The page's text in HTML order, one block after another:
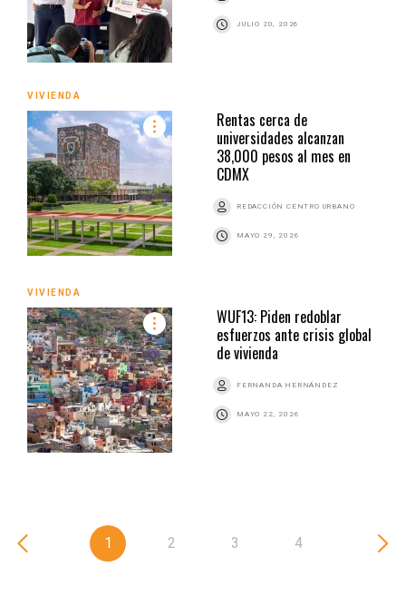
JULIO 20, 2026
VIVIENDA
Rentas cerca de
universidades alcanzan
38,000 pesos al mes en
CDMX
REDACCIÓN CENTRO URBANO
MAYO 29, 2026
VIVIENDA
WUF13: Piden redoblar
esfuerzos ante crisis global
de vivienda
FERNANDA HERNÁNDEZ
MAYO 22, 2026
1 2 3 4